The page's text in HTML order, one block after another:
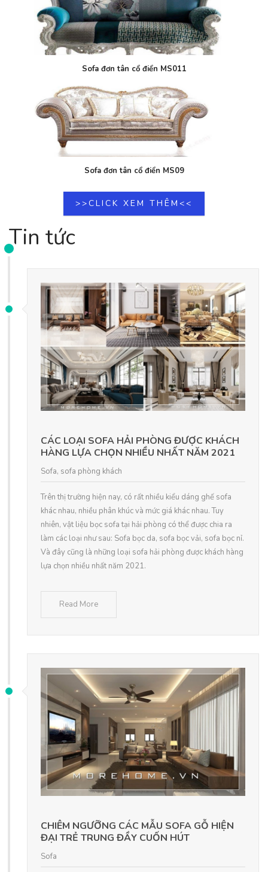
Sofa đơn tân cổ điển MS011
Sofa đơn tân cổ điển MS09
>>CLICK XEM THÊM<<
Tin tức
CÁC LOẠI SOFA HẢI PHÒNG ĐƯỢC KHÁCH
HÀNG LỰA CHỌN NHIỀU NHẤT NĂM 2021
Sofa, sofa phòng khách
Trên thị trường hiện nay, có rất nhiều kiểu dáng ghế sofa
khác nhau, nhiều phân khúc và mức giá khác nhau. Tuy
nhiên, vật liệu bọc sofa tại hải phòng có thể được chia ra
làm các loại như sau: Sofa bọc da, sofa bọc vải, sofa bọc nỉ.
Và đây cũng là những loại sofa hải phòng được khách hàng
lựa chọn nhiều nhất năm 2021.
Read More
CHIÊM NGƯỠNG CÁC MẪU SOFA GỖ HIỆN
ĐẠI TRẺ TRUNG ĐẦY CUỐN HÚT
Sofa